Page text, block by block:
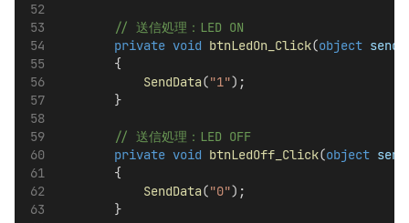
        // 送信処理：LED ON
private void btnLedOn_Click(object
        {
SendData("1");
        }
        // 送信処理：LED OFF
private void btnLedOff_Click(object
        {
SendData("0");
        }